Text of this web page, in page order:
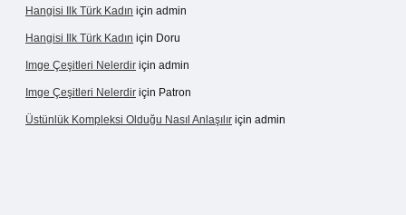
Hangisi Ilk Türk Kadın için admin
Hangisi Ilk Türk Kadın için Doru
Imge Çeşitleri Nelerdir için admin
Imge Çeşitleri Nelerdir için Patron
Üstünlük Kompleksi Olduğu Nasıl Anlaşılır için admin